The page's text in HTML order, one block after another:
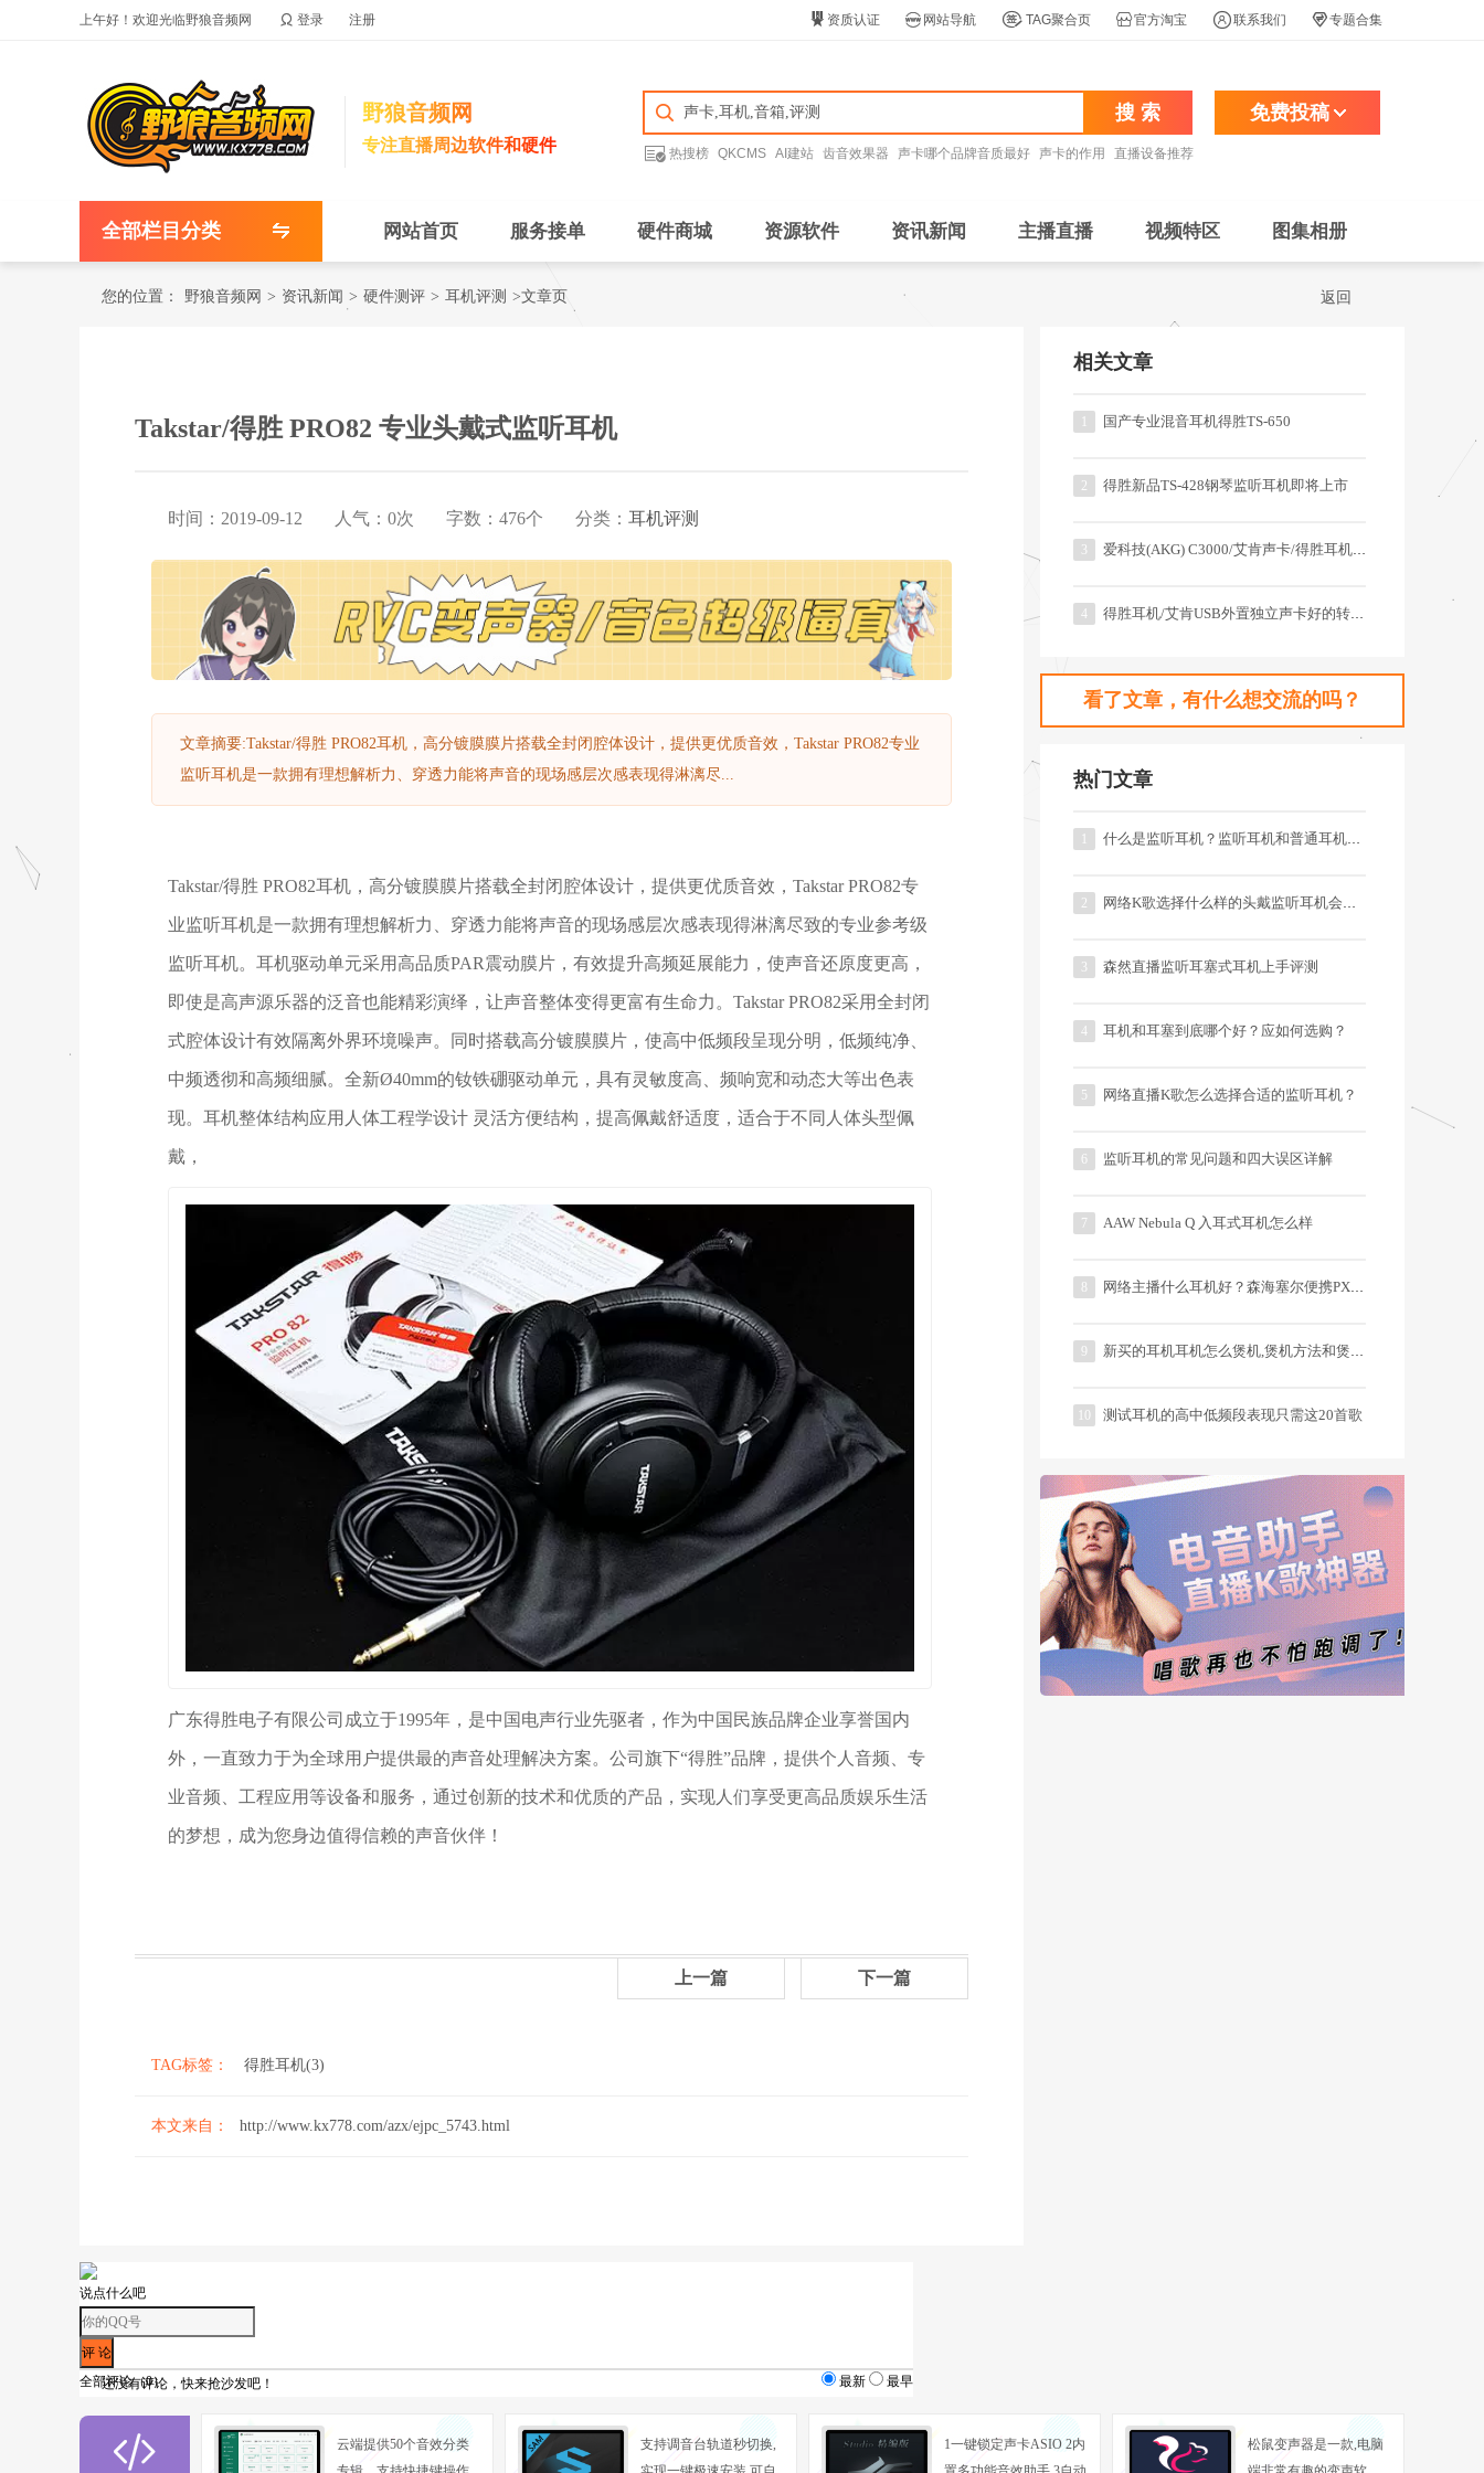
上午好！欢迎光临野狼音频网  登录 注册  资质认证  网站导航  TAG聚合页 官方淘宝 联系我们 专题合集
野狼音频网
专注直播周边软件和硬件
搜 索 免费投稿
 热搜榜 QKCMS AI建站 齿音效果器 声卡哪个品牌音质最好 声卡的作用 直播设备推荐
全部栏目分类 网站首页 服务接单 硬件商城 资源软件 资讯新闻 主播直播 视频特区 图集相册
您的位置： 野狼音频网 > 资讯新闻 > 硬件测评 > 耳机评测 >文章页 返回
相关文章
国产专业混音耳机得胜TS-650
2 得胜新品TS-428钢琴监听耳机即将上市
3 爱科技(AKG) C3000/艾肯声卡/得胜耳机好的套装
4 得胜耳机/艾肯USB外置独立声卡好的转专业级套装
看了文章，有什么想交流的吗？
热门文章
什么是监听耳机？监听耳机和普通耳机有什么区别？
2 网络K歌选择什么样的头戴监听耳机会比较好?
3 森然直播监听耳塞式耳机上手评测
4 耳机和耳塞到底哪个好？应如何选购？
5 网络直播K歌怎么选择合适的监听耳机？
6 监听耳机的常见问题和四大误区详解
7 AAW Nebula Q 入耳式耳机怎么样
网络主播什么耳机好？森海塞尔便携PX200II耳机评测
9 新买的耳机耳机怎么煲机,煲机方法和煲机误区
测试耳机的高中低频段表现只需这20首歌
Takstar/得胜 PRO82 专业头戴式监听耳机
时间：2019-09-12 人气： 0次 字数： 476个 分类： 耳机评测
文章摘要:Takstar/得胜 PRO82耳机，高分镀膜膜片搭载全封闭腔体设计，提供更优质音效，Takstar PRO82专业
监听耳机是一款拥有理想解析力、穿透力能将声音的现场感层次感表现得淋漓尽...
Takstar/得胜 PRO82耳机，高分镀膜膜片搭载全封闭腔体设计，提供更优质音效，Takstar PRO82专
业监听耳机是一款拥有理想解析力、穿透力能将声音的现场感层次感表现得淋漓尽致的专业参考级
监听耳机。耳机驱动单元采用高品质PAR震动膜片，有效提升高频延展能力，使声音还原度更高，
即使是高声源乐器的泛音也能精彩演绎，让声音整体变得更富有生命力。Takstar PRO82采用全封闭
式腔体设计有效隔离外界环境噪声。同时搭载高分镀膜膜片，使高中低频段呈现分明，低频纯净、
中频透彻和高频细腻。全新Ø40mm的钕铁硼驱动单元，具有灵敏度高、频响宽和动态大等出色表
现。耳机整体结构应用人体工程学设计 灵活方便结构，提高佩戴舒适度，适合于不同人体头型佩
戴，
广东得胜电子有限公司成立于1995年，是中国电声行业先驱者，作为中国民族品牌企业享誉国内
外，一直致力于为全球用户提供最的声音处理解决方案。公司旗下“得胜”品牌，提供个人音频、专
业音频、工程应用等设备和服务，通过创新的技术和优质的产品，实现人们享受更高品质娱乐生活
的梦想，成为您身边值得信赖的声音伙伴！
上一篇 下一篇
TAG标签： 得胜耳机(3)
本文来自： http://www.kx778.com/azx/ejpc_5743.html
说点什么吧
全部评论（0） 最新 最早
还没有评论，快来抢沙发吧！

云端提供50个音效分类
支持调音台轨道秒切换,
1一键锁定声卡ASIO 2内
松鼠变声器是一款,电脑